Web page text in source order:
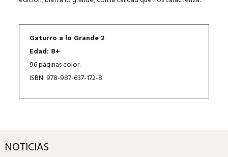
Gaturro a lo Grande 2
Edad: 8+
96 páginas color.
ISBN: 978-987-637-172-8
NOTICIAS